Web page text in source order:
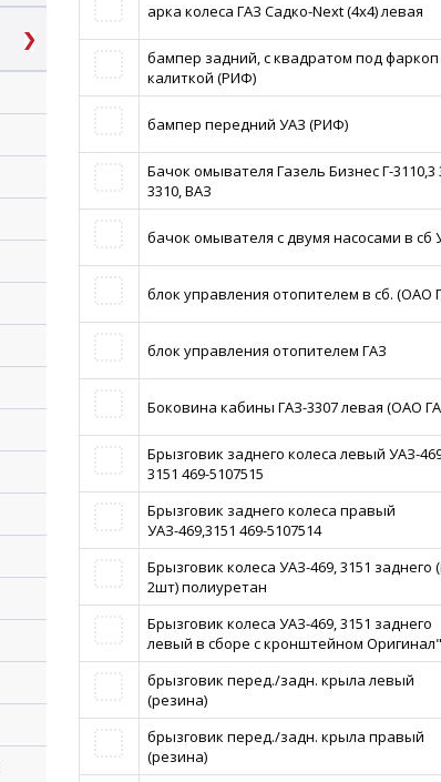
арка колеса ГАЗ Садко-Next (4x4) левая
бампер задний, с квадратом под фаркоп
калиткой (РИФ)
бампер передний УАЗ (РИФ)
Бачок омывателя Газель Бизнес Г-3110,3
3310, ВАЗ
бачок омывателя с двумя насосами в сб
блок управления отопителем в сб. (ОАО
блок управления отопителем ГАЗ
Боковина кабины ГАЗ-3307 левая (ОАО
Брызговик заднего колеса левый УАЗ-
3151 469-5107515
Брызговик заднего колеса правый
УАЗ-469,3151 469-5107514
Брызговик колеса УАЗ-469, 3151 заднего
2шт) полиуретан
Брызговик колеса УАЗ-469, 3151 заднего
левый в сборе с кронштейном
брызговик перед./задн. крыла левый
(резина)
брызговик перед./задн. крыла правый
(резина)